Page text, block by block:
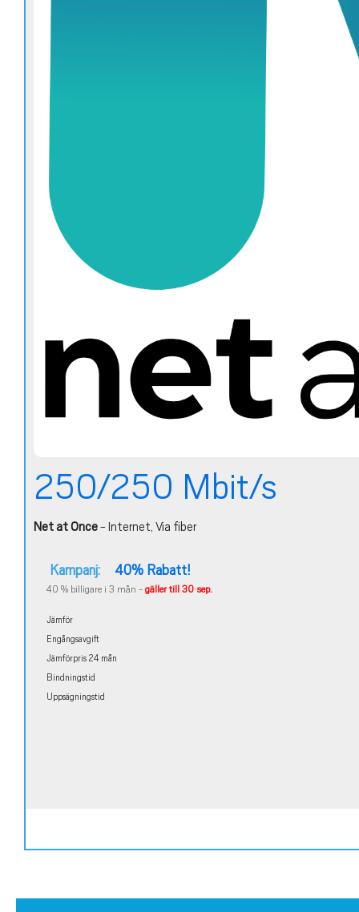
250/250 Mbit/s
Net at Once- Internet, Via fiber
Kampanj: 40% Rabatt!
40 % billigare i 3 mån - gäller till 30 sep.
Jämför
Engångsavgift
Jämförpris 24 mån
Bindningstid
Uppsägningstid